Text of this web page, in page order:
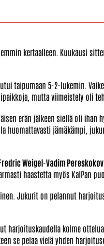
kertaalleen. Kuukausi
taipumaan 5-2-lukemin.
mutta viimeistely oli
erän jälkeen siellä oli ihan
huomattavasti jämäkämpi,
Weigel-Vadim Pereskokov
haastetta myös KalPan
Jukurit on pelannut
harjoituskaudella kolme
se pelaa vielä yhden